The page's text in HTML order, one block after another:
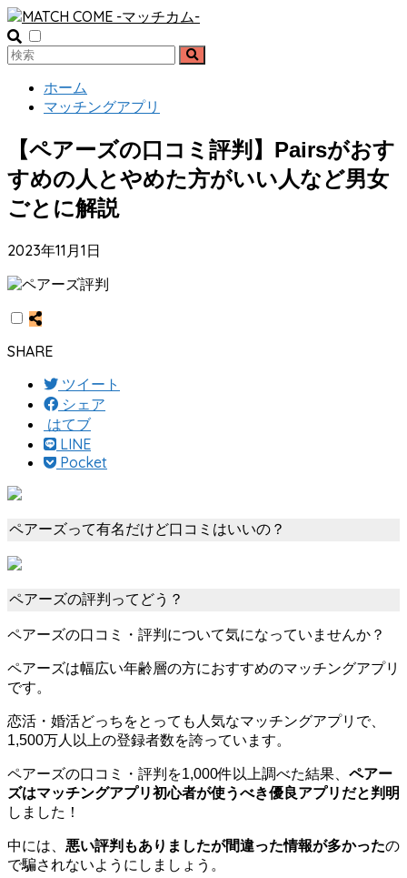
ホーム
マッチングアプリ
【ペアーズの口コミ評判】Pairsがおす
すめの人とやめた方がいい人など男女
ごとに解説
2023年11月1日
SHARE
ツイート
シェア
はてブ
LINE
Pocket
ペアーズって有名だけど口コミはいいの？
ペアーズの評判ってどう？
ペアーズの口コミ・評判について気になっていませんか？
ペアーズは幅広い年齢層の方におすすめのマッチングアプリ
です。
恋活・婚活どっちをとっても人気なマッチングアプリで、
1,500万人以上の登録者数を誇っています。
ペアーズの口コミ・評判を1,000件以上調べた結果、 ペアー
ズはマッチングアプリ初心者が使うべき優良アプリだと判明
しました！
中には、 悪い評判もありましたが間違った情報が多かったの
で騙されないようにしましょう。